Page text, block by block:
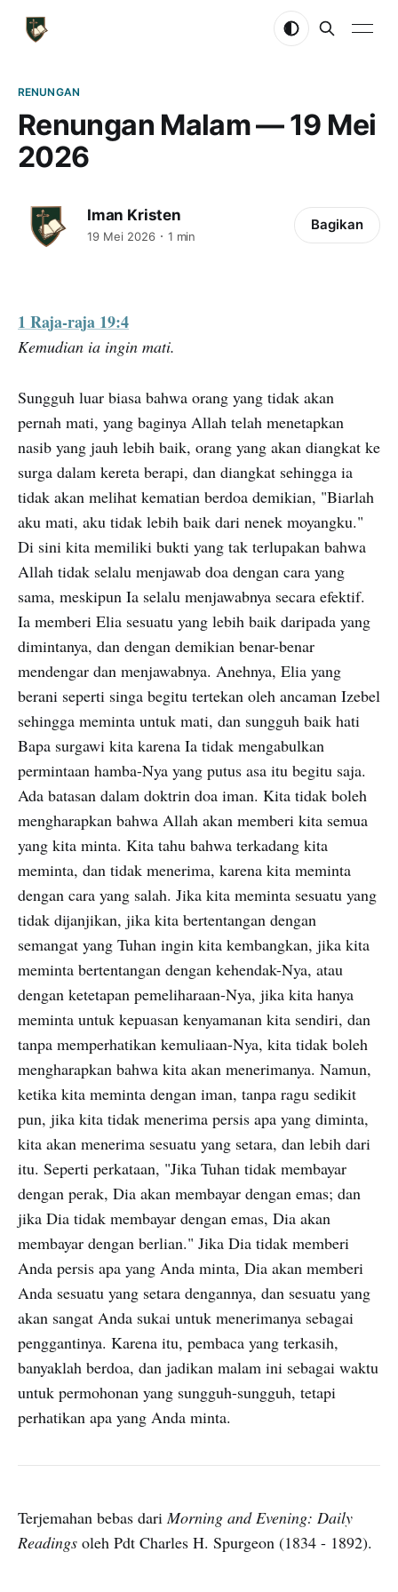
RENUNGAN
Renungan Malam — 19 Mei
2026
Iman Kristen
19 Mei 2026 1 min
Bagikan
1 Raja-raja 19:4
Kemudian ia ingin mati.
Sungguh luar biasa bahwa orang yang tidak akan
pernah mati, yang baginya Allah telah menetapkan
nasib yang jauh lebih baik, orang yang akan diangkat ke
surga dalam kereta berapi, dan diangkat sehingga ia
tidak akan melihat kematian berdoa demikian, "Biarlah
aku mati, aku tidak lebih baik dari nenek moyangku."
Di sini kita memiliki bukti yang tak terlupakan bahwa
Allah tidak selalu menjawab doa dengan cara yang
sama, meskipun Ia selalu menjawabnya secara efektif.
Ia memberi Elia sesuatu yang lebih baik daripada yang
dimintanya, dan dengan demikian benar-benar
mendengar dan menjawabnya. Anehnya, Elia yang
berani seperti singa begitu tertekan oleh ancaman Izebel
sehingga meminta untuk mati, dan sungguh baik hati
Bapa surgawi kita karena Ia tidak mengabulkan
permintaan hamba-Nya yang putus asa itu begitu saja.
Ada batasan dalam doktrin doa iman. Kita tidak boleh
mengharapkan bahwa Allah akan memberi kita semua
yang kita minta. Kita tahu bahwa terkadang kita
meminta, dan tidak menerima, karena kita meminta
dengan cara yang salah. Jika kita meminta sesuatu yang
tidak dijanjikan, jika kita bertentangan dengan
semangat yang Tuhan ingin kita kembangkan, jika kita
meminta bertentangan dengan kehendak-Nya, atau
dengan ketetapan pemeliharaan-Nya, jika kita hanya
meminta untuk kepuasan kenyamanan kita sendiri, dan
tanpa memperhatikan kemuliaan-Nya, kita tidak boleh
mengharapkan bahwa kita akan menerimanya. Namun,
ketika kita meminta dengan iman, tanpa ragu sedikit
pun, jika kita tidak menerima persis apa yang diminta,
kita akan menerima sesuatu yang setara, dan lebih dari
itu. Seperti perkataan, "Jika Tuhan tidak membayar
dengan perak, Dia akan membayar dengan emas; dan
jika Dia tidak membayar dengan emas, Dia akan
membayar dengan berlian." Jika Dia tidak memberi
Anda persis apa yang Anda minta, Dia akan memberi
Anda sesuatu yang setara dengannya, dan sesuatu yang
akan sangat Anda sukai untuk menerimanya sebagai
penggantinya. Karena itu, pembaca yang terkasih,
banyaklah berdoa, dan jadikan malam ini sebagai waktu
untuk permohonan yang sungguh-sungguh, tetapi
perhatikan apa yang Anda minta.
Terjemahan bebas dari Morning and Evening: Daily
Readings oleh Pdt Charles H. Spurgeon (1834 - 1892).